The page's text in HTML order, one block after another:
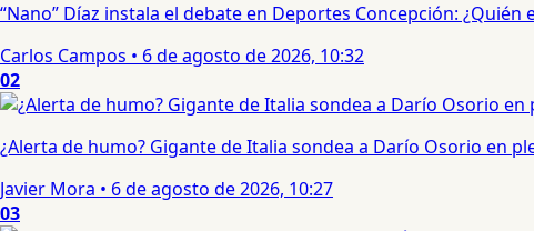
“Nano” Díaz instala el debate en Deportes Concepción: ¿Quién
Carlos Campos • 6 de agosto de 2026, 10:32
02
¿Alerta de humo? Gigante de Italia sondea a Darío Osorio en
Javier Mora • 6 de agosto de 2026, 10:27
03